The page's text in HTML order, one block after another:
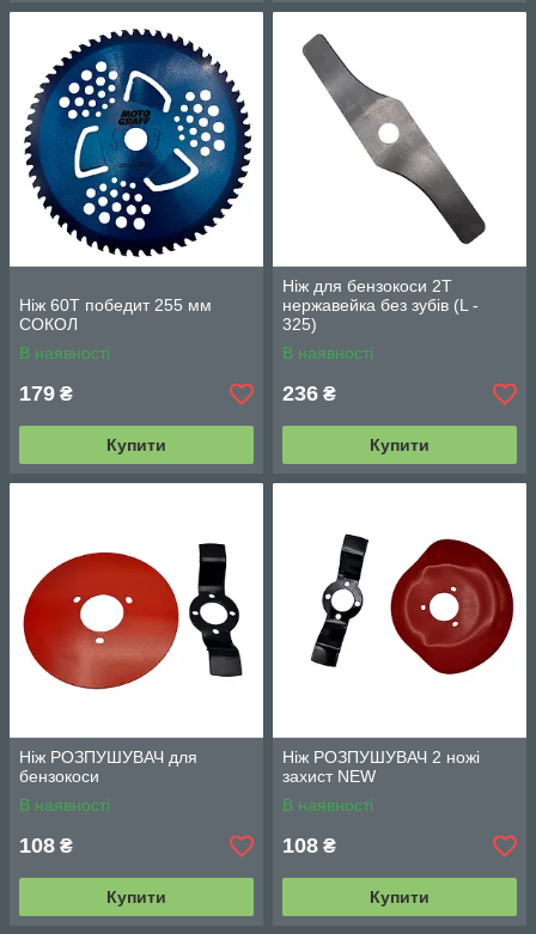
Ніж 60Т победит 255 мм
СОКОЛ
В наявності
179 ₴
Купити
Ніж для бензокоси 2Т
нержавейка без зубів (L -
325)
В наявності
236 ₴
Купити
Ніж РОЗПУШУВАЧ для
бензокоси
В наявності
108 ₴
Купити
Ніж РОЗПУШУВАЧ 2 ножі
захист NEW
В наявності
108 ₴
Купити